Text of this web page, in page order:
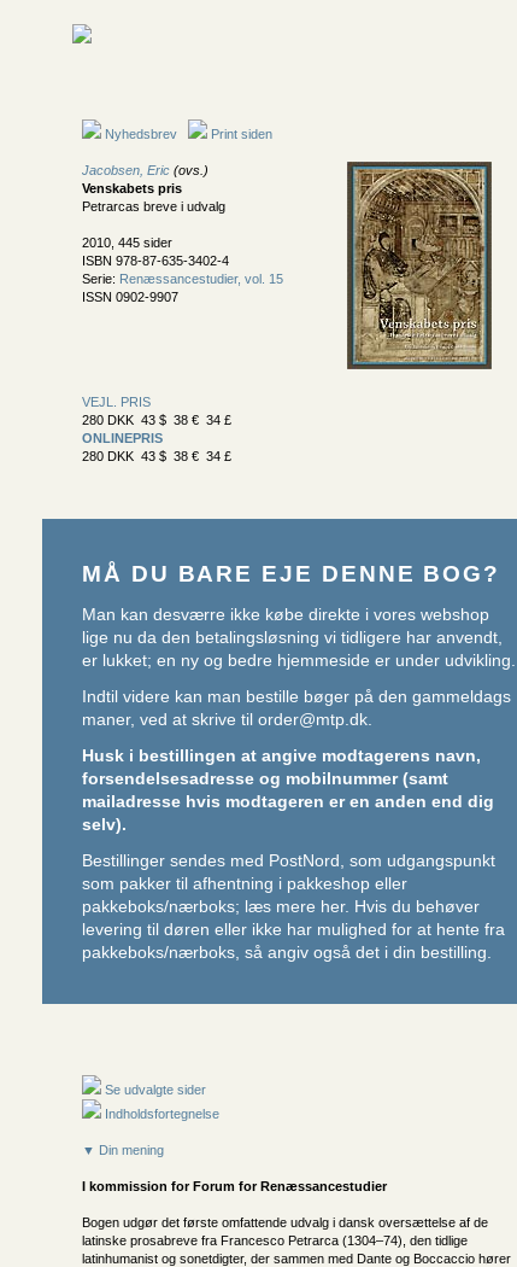
Nyhedsbrev Print siden
Jacobsen, Eric (ovs.)
Venskabets pris
Petrarcas breve i udvalg
2010, 445 sider
ISBN 978-87-635-3402-4
Serie: Renæssancestudier, vol. 15
ISSN 0902-9907
VEJL. PRIS
280 DKK 43 $ 38 € 34 £
ONLINEPRIS
280 DKK 43 $ 38 € 34 £
MÅ DU BARE EJE DENNE BOG?
Man kan desværre ikke købe direkte i vores webshop
lige nu da den betalingsløsning vi tidligere har anvendt,
er lukket; en ny og bedre hjemmeside er under udvikling.
Indtil videre kan man bestille bøger på den gammeldags
maner, ved at skrive til order@mtp.dk.
Husk i bestillingen at angive modtagerens navn,
forsendelsesadresse og mobilnummer (samt
mailadresse hvis modtageren er en anden end dig
selv).
Bestillinger sendes med PostNord, som udgangspunkt
som pakker til afhentning i pakkeshop eller
pakkeboks/nærboks; læs mere her. Hvis du behøver
levering til døren eller ikke har mulighed for at hente fra
pakkeboks/nærboks, så angiv også det i din bestilling.
Se udvalgte sider
Indholdsfortegnelse
▼ Din mening
I kommission forForum for Renæssancestudier
Bogen udgør det første omfattende udvalg i dansk oversættelse af de
latinske prosabreve fra Francesco Petrarca (1304–74), den tidlige
latinhumanist og sonetdigter, der sammen med Dante og Boccaccio hører